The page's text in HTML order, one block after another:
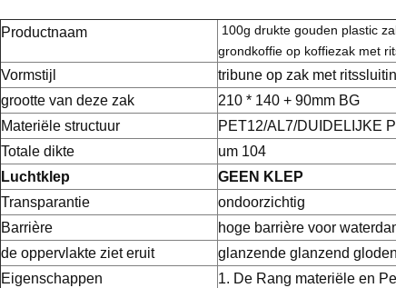
Productnaam
100g drukte gouden plastic
grondkoffie op koffiezak met
Vormstijl
tribune op zak met
grootte van deze zak
210 * 140 + 90mm BG
Materiële structuur
PET12/AL7/DUIDELIJKE
Totale dikte
um 104
Luchtklep
GEEN KLEP
Transparantie
ondoorzichtig
Barrière
hoge barrière voor
de oppervlakte ziet eruit
glanzende glanzend gloden
Eigenschappen
1. De Rang materiële en